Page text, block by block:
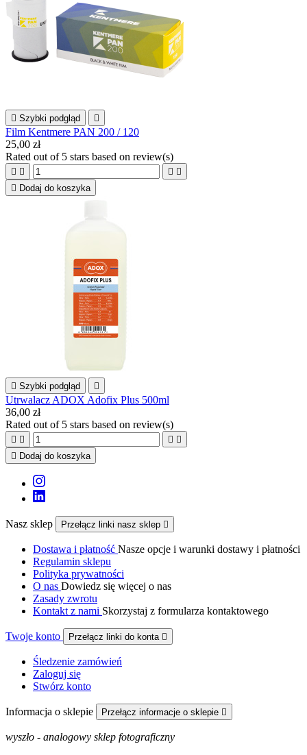
 Szybki podgląd 
Film Kentmere PAN 200 / 120
25,00 zł
Rated out of 5 stars based on review(s)
   
 Dodaj do koszyka
 Szybki podgląd 
Utrwalacz ADOX Adofix Plus 500ml
36,00 zł
Rated out of 5 stars based on review(s)
   
 Dodaj do koszyka
Nasz sklep Przełącz linki nasz sklep 
Dostawa i płatność Nasze opcje i warunki dostawy i płatności
Regulamin sklepu
Polityka prywatności
O nas Dowiedz się więcej o nas
Zasady zwrotu
Kontakt z nami Skorzystaj z formularza kontaktowego
Twoje konto Przełącz linki do konta 
Śledzenie zamówień
Zaloguj się
Stwórz konto
Informacja o sklepie Przełącz informacje o sklepie 
wyszło - analogowy sklep fotograficzny